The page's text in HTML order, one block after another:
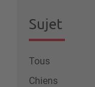
Sujet
Tous
Chiens